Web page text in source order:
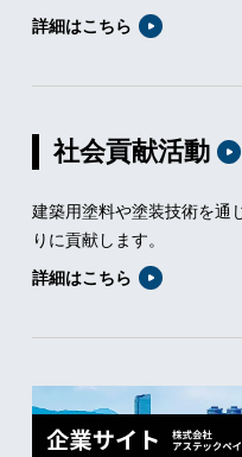
詳細はこちら
社会貢献活動
建築用塗料や塗装技術を通
りに貢献します。
詳細はこちら